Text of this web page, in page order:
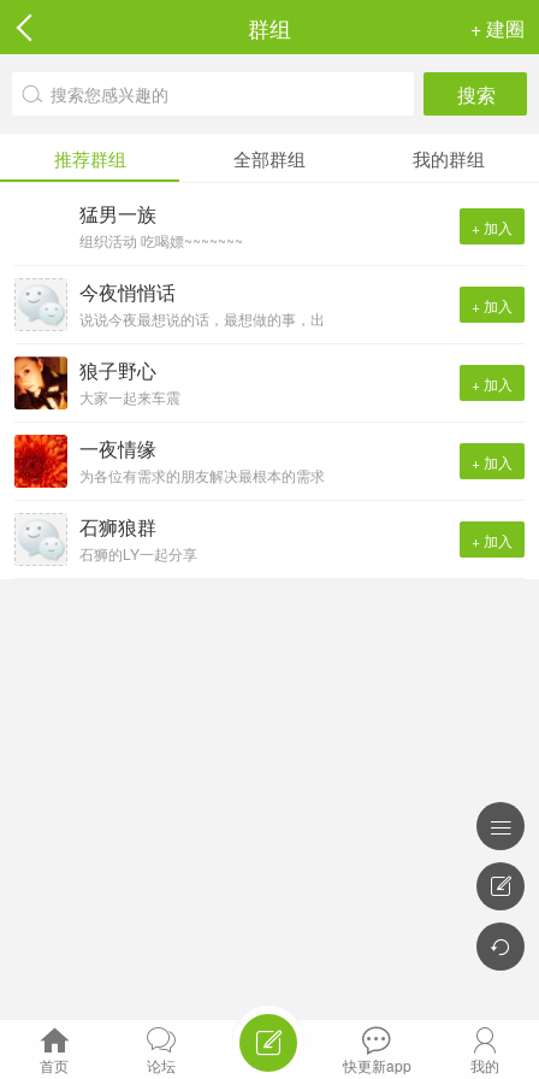
群组 + 建圈
推荐群组 全部群组 我的群组
猛男一族
组织活动 吃喝嫖~~~~~~~
+ 加入
今夜悄悄话
说说今夜最想说的话，最想做的事，出
+ 加入
狼子野心
大家一起来车震
+ 加入
一夜情缘
为各位有需求的朋友解决最根本的需求
+ 加入
石狮狼群
石狮的LY一起分享
+ 加入

首页

论坛
 
快更新app

我的


